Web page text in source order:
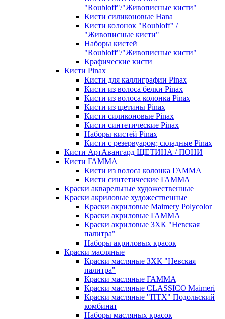
"Roubloff"/"Живописные кисти"
Кисти силиконовые Hana
Кисти колонок "Roubloff" /
"Живописные кисти"
Наборы кистей
"Roubloff"/"Живописные кисти"
Крафические кисти
Кисти Pinax
Кисти для каллиграфии Pinax
Кисти из волоса белки Pinax
Кисти из волоса колонка Pinax
Кисти из щетины Pinax
Кисти силиконовые Pinax
Кисти синтетические Pinax
Наборы кистей Pinax
Кисти с резервуаром; складные Pinax
Кисти АртАвангард ЩЕТИНА / ПОНИ
Кисти ГАММА
Кисти из волоса колонка ГАММА
Кисти синтетические ГАММА
Краски акварельные художественные
Краски акриловые художественные
Краски акриловые Maimery Polycolor
Краски акриловые ГАММА
Краски акриловые ЗХК "Невская
палитра"
Наборы акриловых красок
Краски масляные
Краски масляные ЗХК "Невская
палитра"
Краски масляные ГАММА
Краски масляные CLASSICO Maimeri
Краски масляные "ПТХ" Подольский
комбинат
Наборы масляных красок